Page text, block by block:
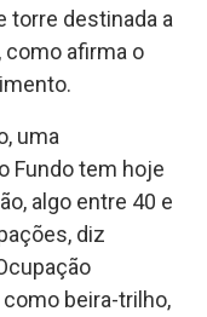
torre destinada a
como afirma o
uma
Fundo tem hoje
algo entre 40 e
diz
beira-trilho,